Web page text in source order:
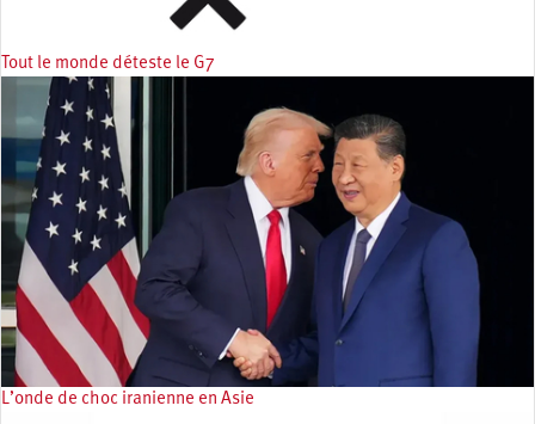
Tout le monde déteste le G7
L’onde de choc iranienne en Asie